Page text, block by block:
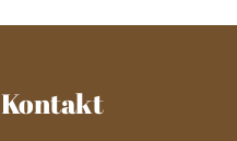
Kontakt